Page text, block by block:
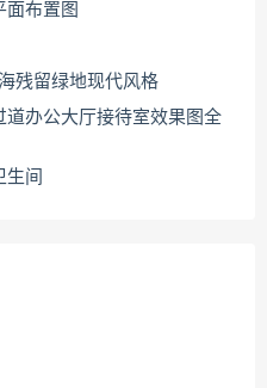
布置图
残留绿地现代风格
办公大厅接待室效果图全
间